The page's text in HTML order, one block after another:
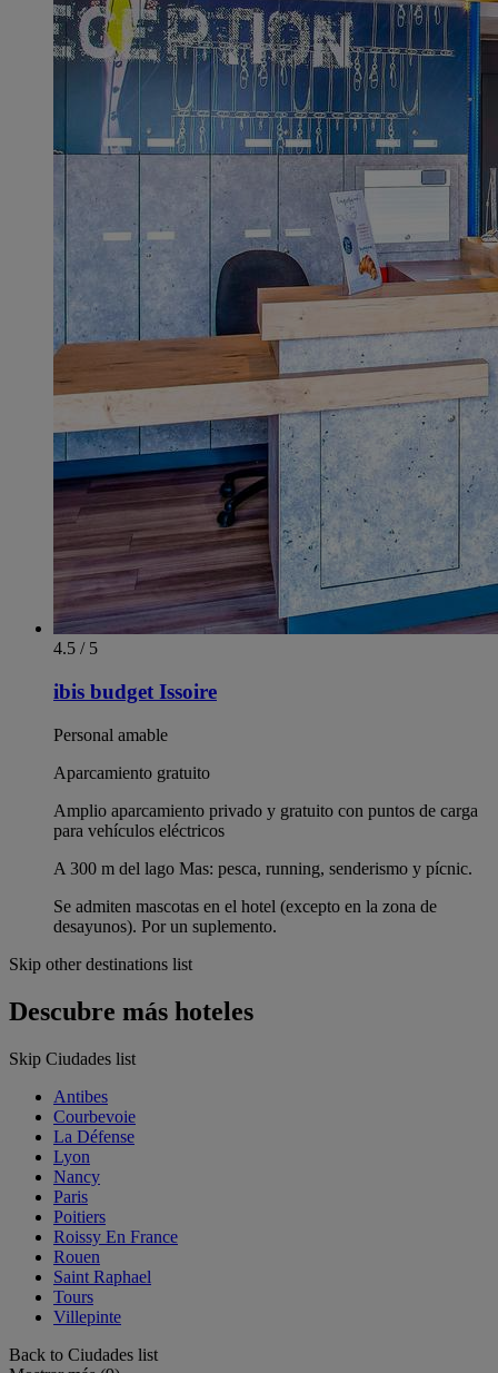
4.5 / 5
ibis budget Issoire
Personal amable
Aparcamiento gratuito
Amplio aparcamiento privado y gratuito con puntos de carga
para vehículos eléctricos
A 300 m del lago Mas: pesca, running, senderismo y pícnic.
Se admiten mascotas en el hotel (excepto en la zona de
desayunos). Por un suplemento.
Skip other destinations list
Descubre más hoteles
Skip Ciudades list
Antibes
Courbevoie
La Défense
Lyon
Nancy
Paris
Poitiers
Roissy En France
Rouen
Saint Raphael
Tours
Villepinte
Back to Ciudades list